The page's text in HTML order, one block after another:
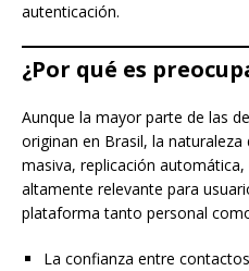
autenticación.
¿Por qué es
Aunque la mayor parte de las
originan en Brasil, la
masiva, replicación automática,
altamente relevante para
plataforma tanto personal
La confianza entre